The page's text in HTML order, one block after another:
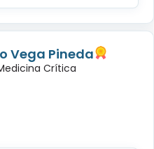
Vega Pineda
Crítica